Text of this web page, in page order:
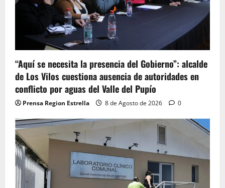
“Aquí se necesita la presencia del Gobierno”: alcalde
de Los Vilos cuestiona ausencia de autoridades en
conflicto por aguas del Valle del Pupío
Prensa Region Estrella 8 de Agosto de 2026 0